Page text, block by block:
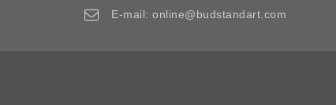
E-mail: online@budstandart.com